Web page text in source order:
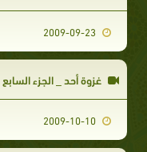
غزوة أحد _ الجزء السابع